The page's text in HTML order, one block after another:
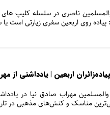
ناصری در سلسله کلیپ های
روی اربعین سفری زیارتی است
اربعین | یادداشتی از
مهراب صادق نیا در
مناسک و کنش‌های مذهبی در